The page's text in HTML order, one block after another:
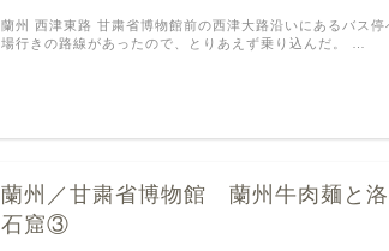
蘭州 西津東路 甘粛省博物館前の西津大路沿いにあるバス停
場行きの路線があったので、とりあえず乗り込んだ。 …
蘭州／甘粛省博物館 蘭州牛肉麺と洛
石窟③